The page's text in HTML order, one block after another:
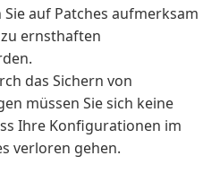
auf Patches aufmerksam
ernsthaften
das Sichern von
müssen Sie sich keine
Ihre Konfigurationen im
verloren gehen.